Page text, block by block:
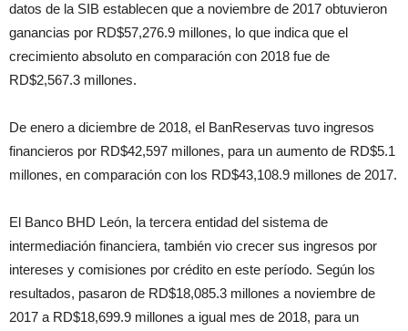
datos de la SIB establecen que a noviembre de 2017 obtuvieron
ganancias por RD$57,276.9 millones, lo que indica que el
crecimiento absoluto en comparación con 2018 fue de
RD$2,567.3 millones.
De enero a diciembre de 2018, el BanReservas tuvo ingresos
financieros por RD$42,597 millones, para un aumento de RD$5.1
millones, en comparación con los RD$43,108.9 millones de 2017.
El Banco BHD León, la tercera entidad del sistema de
intermediación financiera, también vio crecer sus ingresos por
intereses y comisiones por crédito en este período. Según los
resultados, pasaron de RD$18,085.3 millones a noviembre de
2017 a RD$18,699.9 millones a igual mes de 2018, para un